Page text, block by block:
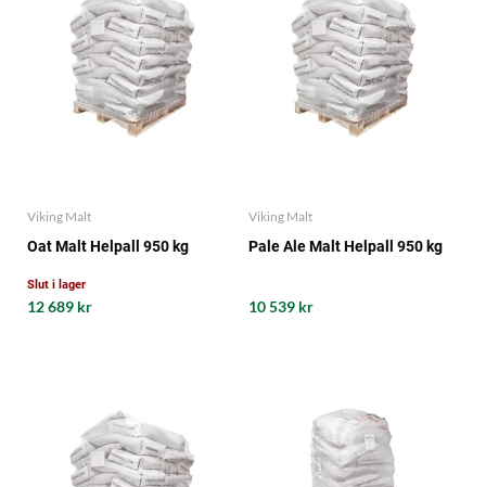
Viking Malt
Oat Malt Helpall 950 kg
Slut i lager
12 689 kr
Viking Malt
Pale Ale Malt Helpall 950 kg
10 539 kr